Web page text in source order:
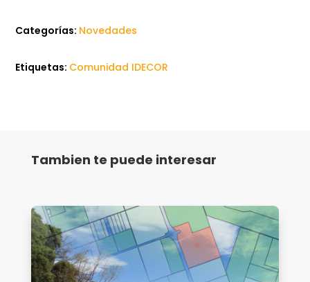
Categorías: Novedades
Etiquetas: Comunidad IDECOR
Tambien te puede interesar